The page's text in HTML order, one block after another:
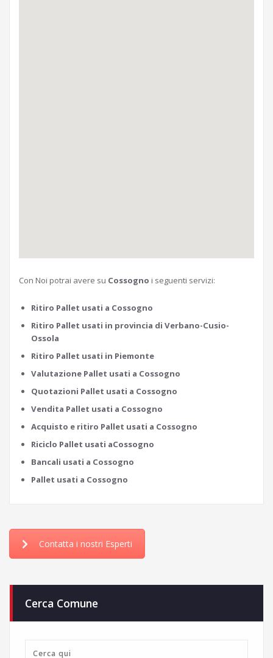
Con Noi potrai avere su Cossogno i seguenti servizi:
Ritiro Pallet usati a Cossogno
Ritiro Pallet usati in provincia di Verbano-Cusio-
Ossola
Ritiro Pallet usati in Piemonte
Valutazione Pallet usati a Cossogno
Quotazioni Pallet usati a Cossogno
Vendita Pallet usati a Cossogno
Acquisto e ritiro Pallet usati a Cossogno
Riciclo Pallet usati aCossogno
Bancali usati a Cossogno
Pallet usati a Cossogno
Contatta i nostri Esperti
Cerca Comune